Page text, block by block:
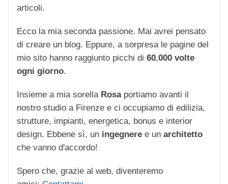
articoli.
Ecco la mia seconda passione. Mai avrei pensato
di creare un blog. Eppure, a sorpresa le pagine del
mio sito hanno raggiunto picchi di 60.000 volte
ogni giorno.
Insieme a mia sorella Rosaportiamo avanti il
nostro studio a Firenze e ci occupiamo di edilizia,
strutture, impianti, energetica, bonus e interior
design. Ebbene sì, un ingegnere e un architetto
che vanno d'accordo!
Spero che, grazie al web, diventeremo